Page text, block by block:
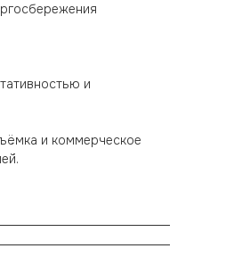
и
и коммерческое